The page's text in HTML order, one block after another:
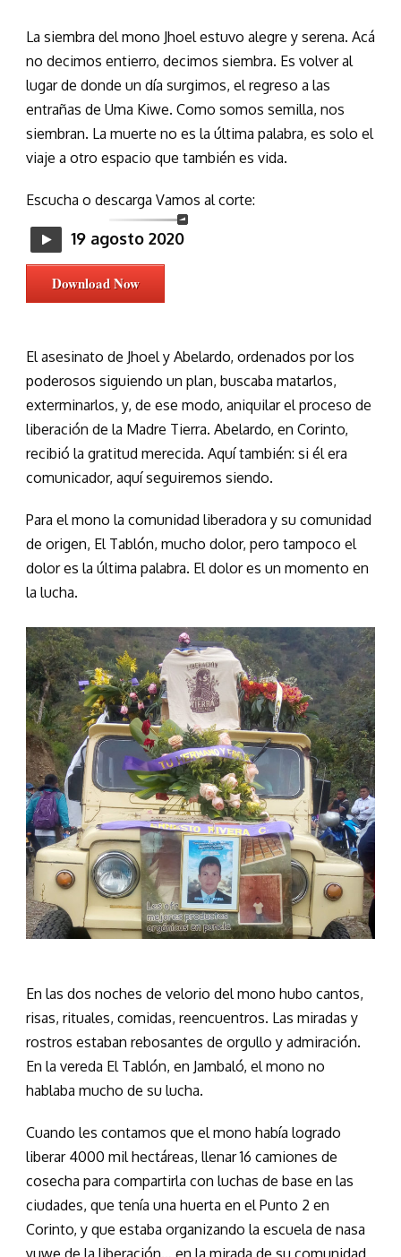
La siembra del mono Jhoel estuvo alegre y serena. Acá
no decimos entierro, decimos siembra. Es volver al
lugar de donde un día surgimos, el regreso a las
entrañas de Uma Kiwe. Como somos semilla, nos
siembran. La muerte no es la última palabra, es solo el
viaje a otro espacio que también es vida.
Escucha o descarga Vamos al corte:
19 agosto 2020
Download Now
El asesinato de Jhoel y Abelardo, ordenados por los
poderosos siguiendo un plan, buscaba matarlos,
exterminarlos, y, de ese modo, aniquilar el proceso de
liberación de la Madre Tierra. Abelardo, en Corinto,
recibió la gratitud merecida. Aquí también: si él era
comunicador, aquí seguiremos siendo.
Para el mono la comunidad liberadora y su comunidad
de origen, El Tablón, mucho dolor, pero tampoco el
dolor es la última palabra. El dolor es un momento en
la lucha.
En las dos noches de velorio del mono hubo cantos,
risas, rituales, comidas, reencuentros. Las miradas y
rostros estaban rebosantes de orgullo y admiración.
En la vereda El Tablón, en Jambaló, el mono no
hablaba mucho de su lucha.
Cuando les contamos que el mono había logrado
liberar 4000 mil hectáreas, llenar 16 camiones de
cosecha para compartirla con luchas de base en las
ciudades, que tenía una huerta en el Punto 2 en
Corinto, y que estaba organizando la escuela de nasa
yuwe de la liberación… en la mirada de su comunidad